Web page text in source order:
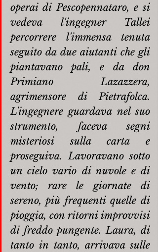
operai di Pescopennataro, e si
vedeva l'ingegner Tallei
percorrere l'immensa tenuta
seguito da due aiutanti che gli
piantavano pali, e da don
Primiano Lazazzera,
agrimensore di Pietrafolca.
L'ingegnere guardava nel suo
strumento, faceva segni
misteriosi sulla carta e
proseguiva. Lavoravano sotto
un cielo vario di nuvole e di
vento; rare le giornate di
sereno, più frequenti quelle di
pioggia, con ritorni improvvisi
di freddo pungente. Laura, di
tanto in tanto, arrivava sulle